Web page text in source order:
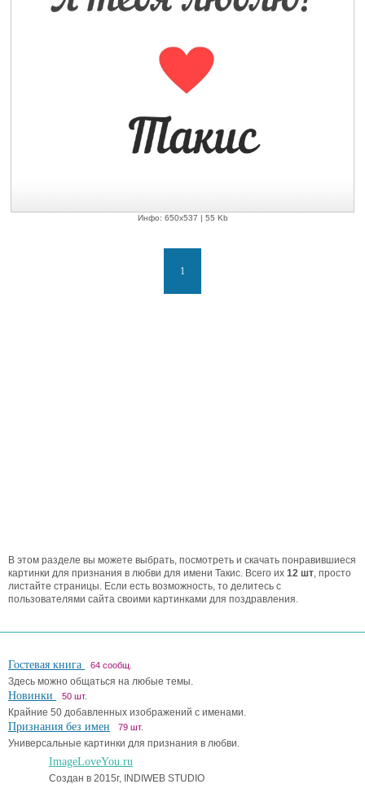
Инфо: 650х537 | 55 Kb
1
В этом разделе вы можете выбрать, посмотреть и скачать понравившиеся
картинки для признания в любви для имени Такис. Всего их 12 шт, просто
листайте страницы. Если есть возможность, то делитесь с
пользователями сайта своими картинками для поздравления.
Гостевая книга 64 сообщ.
Здесь можно общаться на любые темы.
Новинки 50 шт.
Крайние 50 добавленных изображений с именами.
Признания без имен 79 шт.
Универсальные картинки для признания в любви.
ImageLoveYou.ru
Создан в 2015г, INDIWEB STUDIO